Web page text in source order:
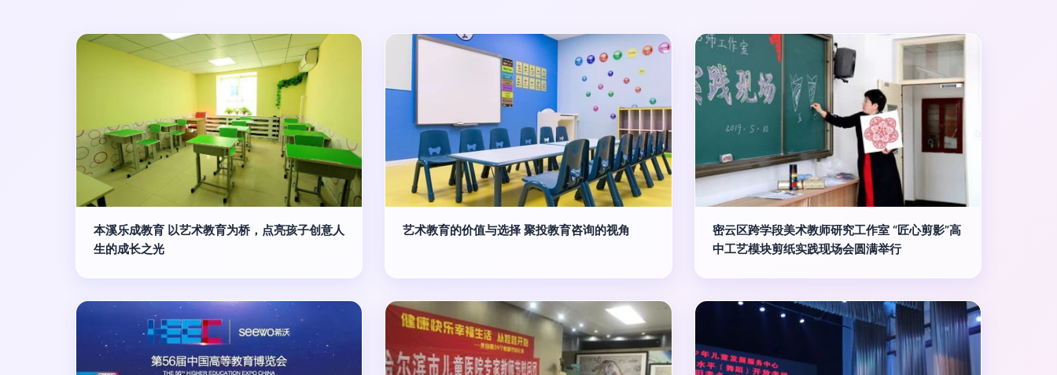
本溪乐成教育 以艺术教育为桥，点亮孩子创意人
生的成长之光
艺术教育的价值与选择 聚投教育咨询的视角
密云区跨学段美术教师研究工作室 “匠心剪影”高
中工艺模块剪纸实践现场会圆满举行